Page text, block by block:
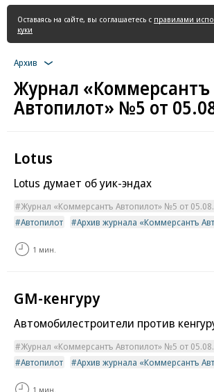
страница
Оставаясь на сайте, вы соглашаетесь с правилами
куки
Архив
Журнал «Коммерсантъ
Автопилот» №5 от
Lotus
Lotus думает об уик-эндах
Журнал «Коммерсантъ Автопилот» №5 от
Автопилот
Архив журнала «Коммерсантъ
1 мин.
GM-кенгуру
Автомобилестроители против
Журнал «Коммерсантъ Автопилот» №5 от
Автопилот
Архив журнала «Коммерсантъ
1 мин.